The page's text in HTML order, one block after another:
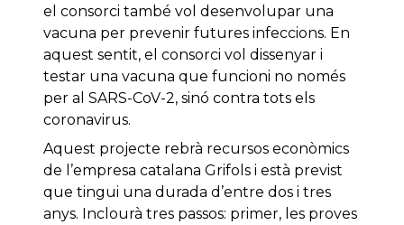
el consorci també vol desenvolupar una
vacuna per prevenir futures infeccions. En
aquest sentit, el consorci vol dissenyar i
testar una vacuna que funcioni no només
per al SARS-CoV-2, sinó contra tots els
coronavirus.
Aquest projecte rebrà recursos econòmics
de l’empresa catalana Grifols i està previst
que tingui una durada d’entre dos i tres
anys. Inclourà tres passos: primer, les proves